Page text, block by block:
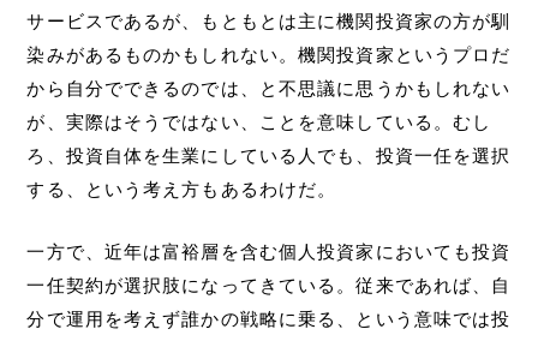
サービスであるが、もともとは主に機関投資家の方が馴
染みがあるものかもしれない。機関投資家というプロだ
から自分でできるのでは、と不思議に思うかもしれない
が、実際はそうではない、ことを意味している。むし
ろ、投資自体を生業にしている人でも、投資一任を選択
する、という考え方もあるわけだ。
一方で、近年は富裕層を含む個人投資家においても投資
一任契約が選択肢になってきている。従来であれば、自
分で運用を考えず誰かの戦略に乗る、という意味では投